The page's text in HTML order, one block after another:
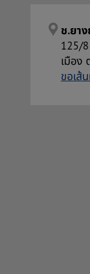
ช.ยา
125/
เมือง
ขอเส้